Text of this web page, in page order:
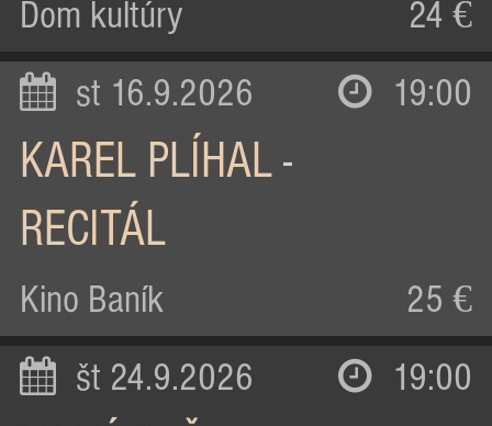
Dom kultúry 24 €
st 16.9.2026 19:00
KAREL PLÍHAL -
RECITÁL
Kino Baník 25 €
št 24.9.2026 19:00